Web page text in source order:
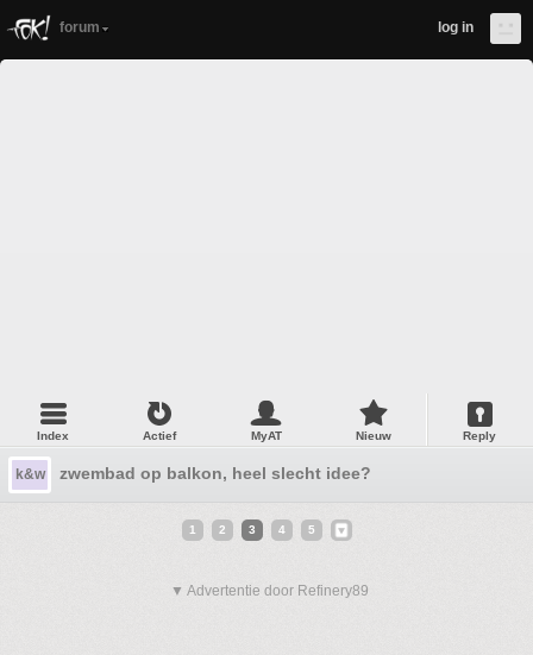
forum log in
Index Actief MyAT Nieuw Reply
k&w zwembad op balkon, heel slecht idee?
1 2 3 4 5
▼ Advertentie door Refinery89